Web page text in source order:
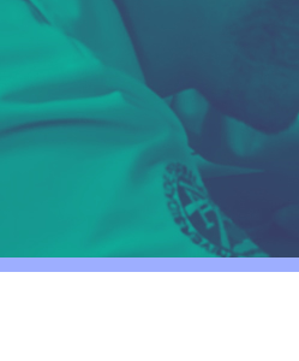
NOSSA HISTÓRIA
INFRAESTRUTURA
FAÇA PARTE